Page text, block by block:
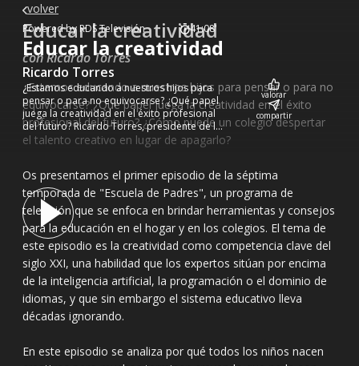
Powered by RDS Televisión 41:08'
Educar la creatividad
Ricardo Torres
¿Estamos educando a nuestros hijos para
pensar o para no equivocarse? ¿Qué papel
juega la creatividad en el éxito profesional
del futuro? Ricardo Torres, presidente de la
Escuela de Creatividad, nos da las claves.
valorar
compartir
volver
Educar la creatividad
con Ricardo Torres
¿Estamos educando a nuestros hijos para pensar o para no
equivocarse? ¿Qué papel juega la creatividad en el éxito
profesional del futuro? ¿Cómo puede un colegio despertar
el talento creativo en lugar de apagarlo?
Os presentamos el primer episodio de la séptima
temporada de "Escuela de Padres", un programa de
televisión que se enfoca en brindar herramientas y consejos
para la educación en el hogar y en los colegios. El tema de
este episodio es la creatividad como competencia clave del
siglo XXI, una habilidad que los expertos sitúan por encima
de la inteligencia artificial, la programación o el dominio de
idiomas, y que sin embargo el sistema educativo lleva
décadas ignorando.
En este episodio se analiza por qué todos los niños nacen